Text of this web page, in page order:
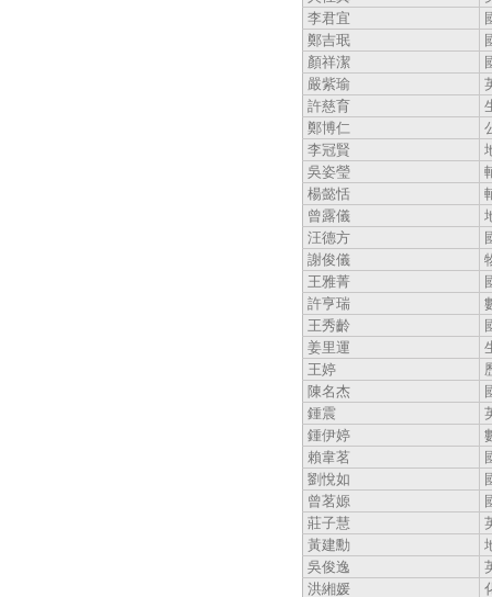
李君宜
鄭吉珉
顏祥潔
嚴紫瑜
許慈育
鄭博仁
李冠賢
吳姿瑩
楊懿恬
曾露儀
汪德方
謝俊儀
王雅菁
許亨瑞
王秀齡
姜里運
王婷
陳名杰
鍾震
鍾伊婷
賴韋茗
劉悅如
曾茗嫄
莊子慧
黃建勳
吳俊逸
洪緗媛